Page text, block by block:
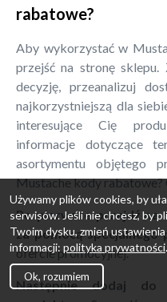
rabatowe?
Aby wykorzystać w
przejść na stronę sklepu.
decyzję, przeanalizuj
najkorzystniejszą dla
interesujące Cię
informacje dotyczące
asortymentu objętego
Mustache kody
Po pierwsze przejdź
za pomocą specjalnego
ofercie promocyjnej.
Następnie dodaj do
Używamy plików cookies, by
serwisów. Jeśli nie chcesz, by
Twoim dysku, zmień
informacji: polityka prywatności.
Ok, rozumiem